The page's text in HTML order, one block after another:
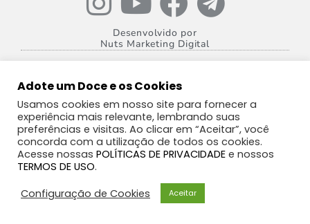
Desenvolvido por
Nuts Marketing Digital
Adote um Doce e os Cookies
Usamos cookies em nosso site para fornecer a
experiência mais relevante, lembrando suas
preferências e visitas. Ao clicar em “Aceitar”, você
concorda com a utilização de todos os cookies.
Acesse nossas POLÍTICAS DE PRIVACIDADE e nossos
TERMOS DE USO.
Configuração de Cookies
Aceitar